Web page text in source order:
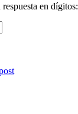
en dígitos: